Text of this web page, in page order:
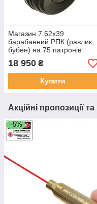
Магазин 7.62х39
барабанний РПК (равлик,
бубен) на 75 патронів
новий оригінальний для
АК47/АКМ/РПК (оригінал
СРСР)
18 950 ₴
Купити
Акційні пропозиції
–5%